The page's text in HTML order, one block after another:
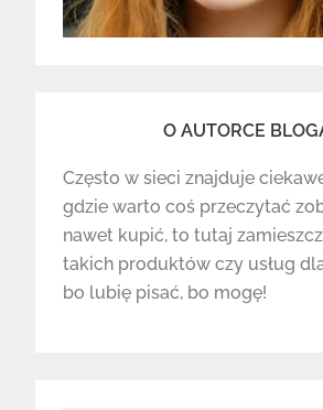
O AUTORCE
Często w sieci znajduje
gdzie warto coś przeczytać
nawet kupić, to tutaj
takich produktów czy usług
bo lubię pisać, bo mogę!